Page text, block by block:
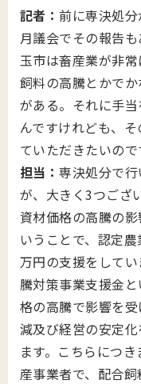
記者：前に専決処
月議会でその報告
玉市は畜産業が非
飼料の高騰とかで
がある。それに手
んですけれども、
ていただきたいので
担当：専決処分で
が、大きく3つござ
資材価格の高騰の
いうことで、認定
万円の支援をして
騰対策事業支援金
格の高騰で影響を
減及び経営の安定
ます。こちらにつ
産事業者で、配合